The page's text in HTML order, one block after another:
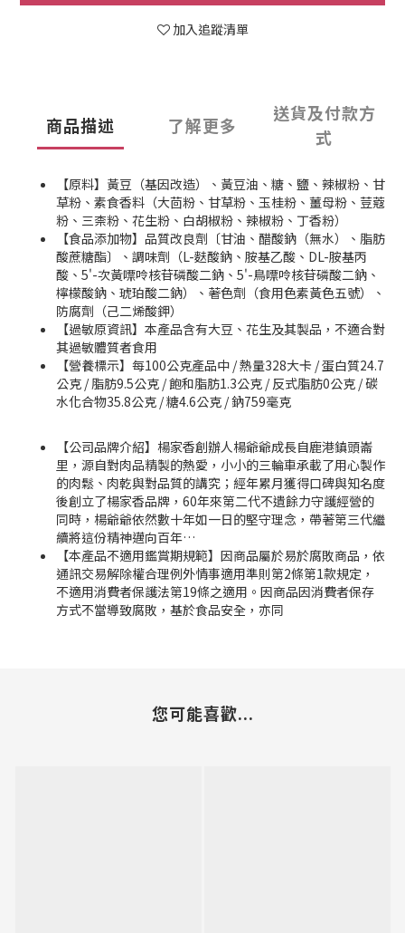
加入追蹤清單
商品描述 了解更多
送貨及付款方
式
【原料】黃豆（基因改造）、黃豆油、糖、鹽、辣椒粉、甘
草粉、素食香料（大茴粉、甘草粉、玉桂粉、薑母粉、荳蔻
粉、三柰粉、花生粉、白胡椒粉、辣椒粉、丁香粉）
【食品添加物】品質改良劑〔甘油、醋酸鈉（無水）、脂肪
酸蔗糖酯〕、調味劑（L-麩酸鈉、胺基乙酸、DL-胺基丙
酸、5'-次黃嘌呤核苷磷酸二鈉、5'-鳥嘌呤核苷磷酸二鈉、
檸檬酸鈉、琥珀酸二鈉）、著色劑（食用色素黃色五號）、
防腐劑（己二烯酸鉀）
【過敏原資訊】本產品含有大豆、花生及其製品，不適合對
其過敏體質者食用
【營養標示】每100公克產品中 / 熱量328大卡 / 蛋白質24.7
公克 / 脂肪9.5公克 / 飽和脂肪1.3公克 / 反式脂肪0公克 / 碳
水化合物35.8公克 / 糖4.6公克 / 鈉759毫克
【公司品牌介紹】楊家香創辦人楊爺爺成長自鹿港鎮頭崙
里，源自對肉品精製的熱愛，小小的三輪車承載了用心製作
的肉鬆、肉乾與對品質的講究；經年累月獲得口碑與知名度
後創立了楊家香品牌，60年來第二代不遺餘力守護經營的
同時，楊爺爺依然數十年如一日的堅守理念，帶著第三代繼
續將這份精神邁向百年…
【本產品不適用鑑賞期規範】因商品屬於易於腐敗商品，依
通訊交易解除權合理例外情事適用準則第2條第1款規定，
不適用消費者保護法第19條之適用。因商品因消費者保存
方式不當導致腐敗，基於食品安全，亦同
您可能喜歡...